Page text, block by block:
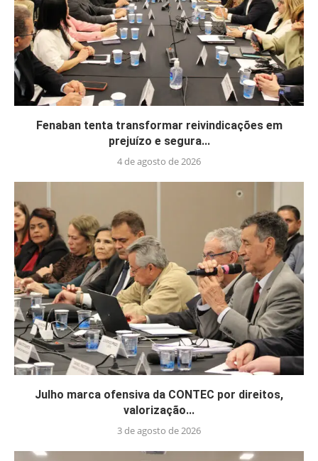
Fenaban tenta transformar reivindicações em
prejuízo e segura...
4 de agosto de 2026
Julho marca ofensiva da CONTEC por direitos,
valorização...
3 de agosto de 2026